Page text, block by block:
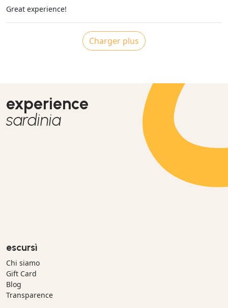
Great experience!
Charger plus
experience
sardinia
escursì
Chi siamo
Gift Card
Blog
Transparence